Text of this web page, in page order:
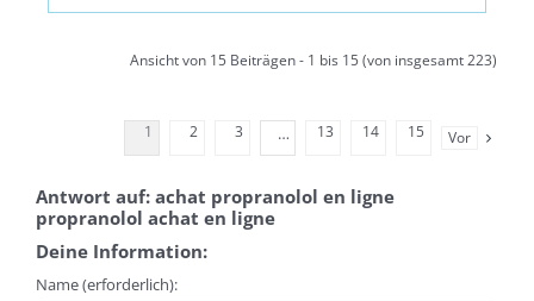
Ansicht von 15 Beiträgen - 1 bis 15 (von insgesamt 223)
1 2 3 … 13 14 15 Vor
Antwort auf: achat propranolol en ligne
propranolol achat en ligne
Deine Information:
Name (erforderlich):